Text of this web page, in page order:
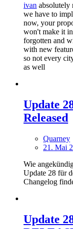
ivan absolutely
we have to
now, your
won't make it
forgotten and
with new
so not every
as well
Update
Released
Quarney
21. Mai
Wie
Update 28 für
Changelog
Update